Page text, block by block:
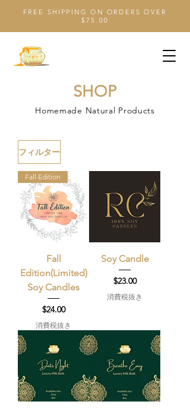
FREE SHIPPING ON ORDERS OVER
$75.00
SHOP
Homemade Natural Products
フィルター
Fall Edition
Fall
Edition(Limited)
Soy Candles
価格
$24.00
消費税抜き
Soy Candle
価格
$23.00
消費税抜き